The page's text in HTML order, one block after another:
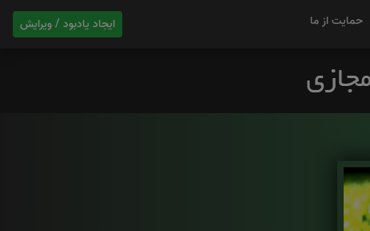
ایجاد یادبود / ویرایش حمایت از ما